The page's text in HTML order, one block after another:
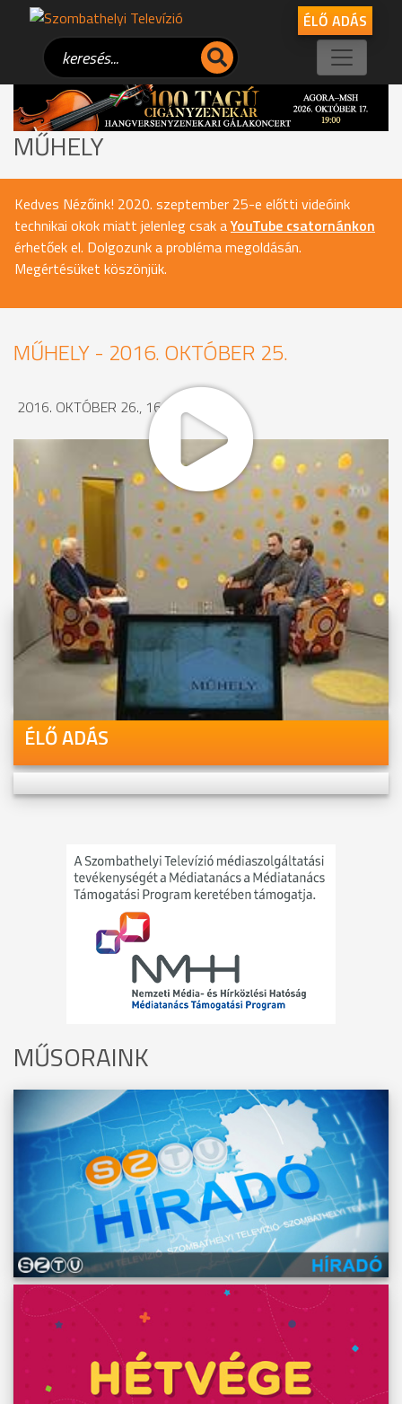
ÉLŐ ADÁS
MŰHELY
Kedves Nézőink! 2020. szeptember 25-e előtti videóink
technikai okok miatt jelenleg csak aYouTube csatornánkon
érhetőek el. Dolgozunk a probléma megoldásán.
Megértésüket köszönjük.
MŰHELY - 2016. OKTÓBER 25.
2016. OKTÓBER 26., 16:59
MEGOSZTÁS
Videóink megtekinthetőek
Youtube-csatornánkon is!
ÉLŐ ADÁS
MŰSORAINK